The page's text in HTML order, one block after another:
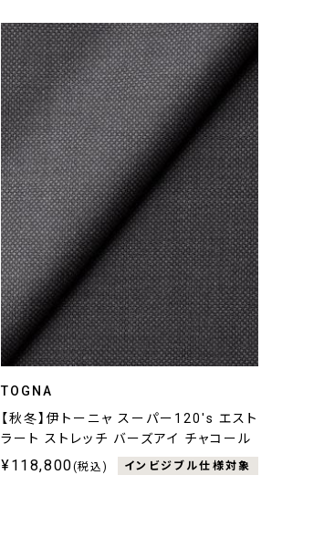
TOGNA
【秋冬】伊トーニャ スーパー120's エスト
ラート ストレッチ バーズアイ チャコール
¥118,800(税込) インビジブル仕様対象